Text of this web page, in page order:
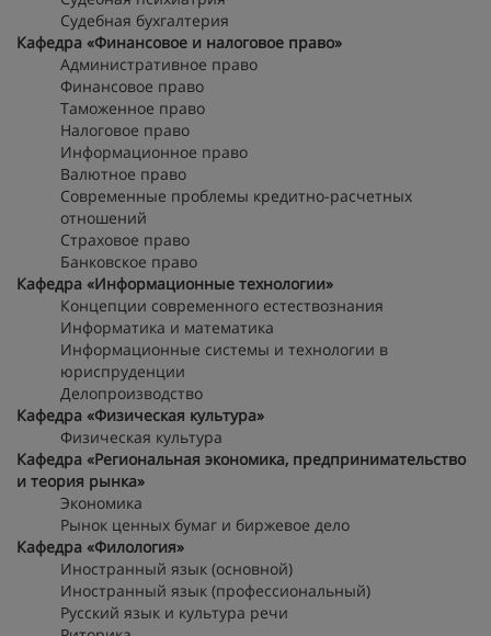
Судебная бухгалтерия
Кафедра «Финансовое и налоговое право»
Административное право
Финансовое право
Таможенное право
Налоговое право
Информационное право
Валютное право
Современные проблемы кредитно-расчетных
отношений
Страховое право
Банковское право
Кафедра «Информационные технологии»
Концепции современного естествознания
Информатика и математика
Информационные системы и технологии в
юриспруденции
Делопроизводство
Кафедра «Физическая культура»
Физическая культура
Кафедра «Региональная экономика, предпринимательство
и теория рынка»
Экономика
Рынок ценных бумаг и биржевое дело
Кафедра «Филология»
Иностранный язык (основной)
Иностранный язык (профессиональный)
Русский язык и культура речи